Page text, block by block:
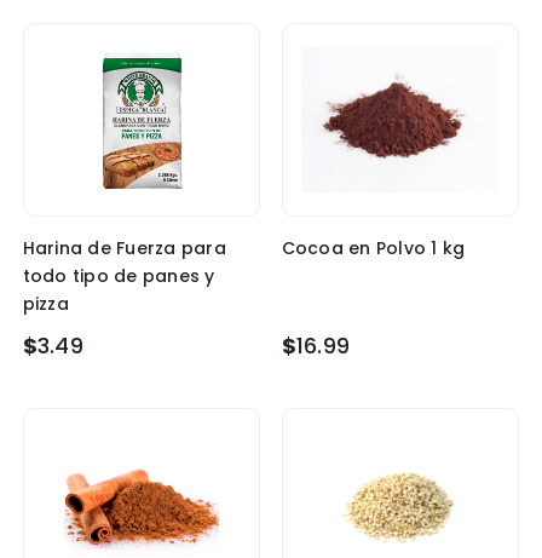
Harina de Fuerza para
todo tipo de panes y
pizza
$3.49
Cocoa en Polvo 1 kg
$16.99